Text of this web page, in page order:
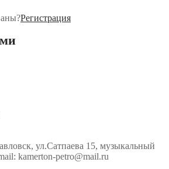
Регистрация
ул.Сатпаева 15, музыкальный
kamerton-petro@mail.ru